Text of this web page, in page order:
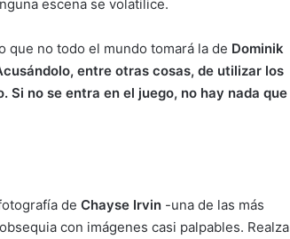
escena se volatilice.
que no todo el mundo tomará la de Dominik
entre otras cosas, de utilizar los
Si no se entra en el juego, no hay nada que
de Chayse Irvin -una de las más
con imágenes casi palpables. Realza